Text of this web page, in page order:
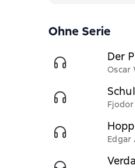
Ohne Serie
Der
Oscar
Edgar